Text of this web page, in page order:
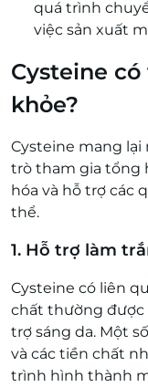
quá trình
việc sản xuất
Cysteine
khỏe?
Cysteine mang lại
trò tham gia tổng
hóa và hỗ trợ các
thể.
1. Hỗ trợ làm
Cysteine có liên
chất thường được
trợ sáng da. Một
và các tiền chất
trình hình thành